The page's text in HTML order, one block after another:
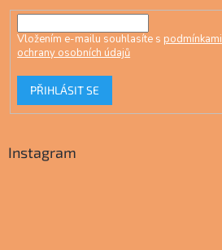
Vložením e-mailu souhlasíte s podmínkami
ochrany osobních údajů
PŘIHLÁSIT SE
Instagram